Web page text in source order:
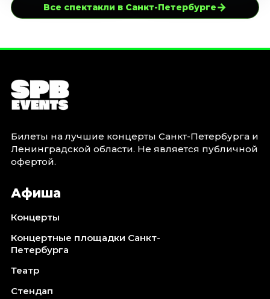
Все спектакли в Санкт-Петербурге→
Билеты на лучшие концерты Санкт-Петербурга и
Ленинградской области. Не является публичной
офертой.
Афиша
Концерты
Концертные площадки Санкт-
Петербурга
Театр
Стендап